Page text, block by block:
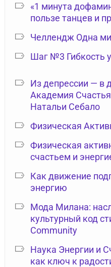
«1 минута
пользе танцев и
Челлендж Одна
Шаг №3 Гибкость
Из депрессии — в
Академия
Натальи Себало
Физическая
Физическая
счастьем и
Как движение
энергию
Мода Милана:
культурный код
Community
Наука Энергии и
как ключ к